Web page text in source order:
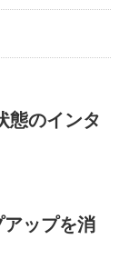
態のインタ
ップを消